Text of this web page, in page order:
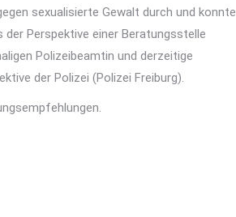
sexualisierte Gewalt durch und konnte
Perspektive einer Beratungsstelle
Polizeibeamtin und derzeitige
der Polizei (Polizei Freiburg).